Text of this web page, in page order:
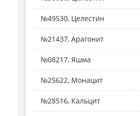
№49530, Целестин
№21437, Арагонит
№08217, Яшма
№25622, Монацит
№28516, Кальцит